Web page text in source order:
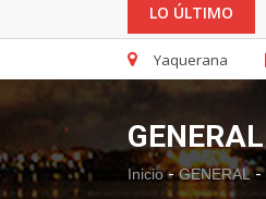
LO ÚLTIMO
Yaquerana
GENERAL
Inicio- GENERAL-